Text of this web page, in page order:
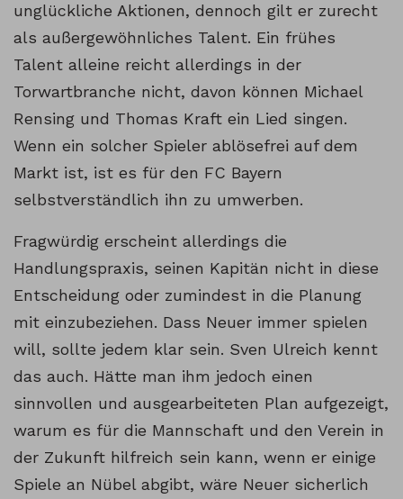
unglückliche Aktionen, dennoch gilt er zurecht
als außergewöhnliches Talent. Ein frühes
Talent alleine reicht allerdings in der
Torwartbranche nicht, davon können Michael
Rensing und Thomas Kraft ein Lied singen.
Wenn ein solcher Spieler ablösefrei auf dem
Markt ist, ist es für den FC Bayern
selbstverständlich ihn zu umwerben.
Fragwürdig erscheint allerdings die
Handlungspraxis, seinen Kapitän nicht in diese
Entscheidung oder zumindest in die Planung
mit einzubeziehen. Dass Neuer immer spielen
will, sollte jedem klar sein. Sven Ulreich kennt
das auch. Hätte man ihm jedoch einen
sinnvollen und ausgearbeiteten Plan aufgezeigt,
warum es für die Mannschaft und den Verein in
der Zukunft hilfreich sein kann, wenn er einige
Spiele an Nübel abgibt, wäre Neuer sicherlich